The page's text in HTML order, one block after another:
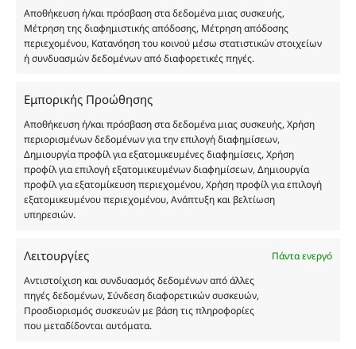
Αποθήκευση ή/και πρόσβαση στα δεδομένα μιας συσκευής,
Μέτρηση της διαφημιστικής απόδοσης, Μέτρηση απόδοσης
περιεχομένου, Κατανόηση του κοινού μέσω στατιστικών στοιχείων
ή συνδυασμών δεδομένων από διαφορετικές πηγές.
Εμπορικής Προώθησης
Αποθήκευση ή/και πρόσβαση στα δεδομένα μιας συσκευής, Χρήση
περιορισμένων δεδομένων για την επιλογή διαφημίσεων,
Δημιουργία προφίλ για εξατομικευμένες διαφημίσεις, Χρήση
προφίλ για επιλογή εξατομικευμένων διαφημίσεων, Δημιουργία
προφίλ για εξατομίκευση περιεχομένου, Χρήση προφίλ για επιλογή
εξατομικευμένου περιεχομένου, Ανάπτυξη και βελτίωση
υπηρεσιών.
Λειτουργίες
Πάντα ενεργό
Αντιστοίχιση και συνδυασμός δεδομένων από άλλες
πηγές δεδομένων, Σύνδεση διαφορετικών συσκευών,
Προσδιορισμός συσκευών με βάση τις πληροφορίες
που μεταδίδονται αυτόματα.
κατοχυρωμένη εμπορικά ιδιοκτησία των
Δημιουργών-Οίκων. Οι εικόνες ενδέχεται να
υπόκεινται σε πνευματικά δικαιώματα.
Με επιφύλαξη κάθε νόμιμου δικαιώματος.
Eau de parfum
Αγίου Κωνσταντίνου 76
Τ.Κ. 56224, Εύοσμος, Θεσσαλονίκη
Τηλ. 2314 016010
ΓΕΜΗ 193802504000
Ωράριο Καταστήματος